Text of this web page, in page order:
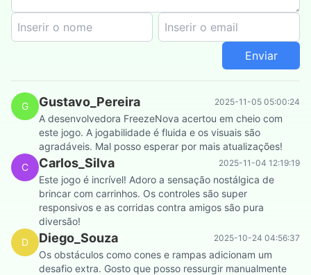
Enviar
G Gustavo_Pereira 2025-11-05 05:00:24
A desenvolvedora FreezeNova acertou em cheio com
este jogo. A jogabilidade é fluida e os visuais são
agradáveis. Mal posso esperar por mais atualizações!
C
Carlos_Silva 2025-11-04 12:19:19
Este jogo é incrível! Adoro a sensação nostálgica de
brincar com carrinhos. Os controles são super
responsivos e as corridas contra amigos são pura
diversão!
D
Diego_Souza 2025-10-24 04:56:37
Os obstáculos como cones e rampas adicionam um
desafio extra. Gosto que posso ressurgir manualmente